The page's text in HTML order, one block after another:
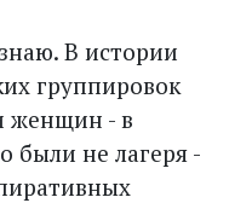
В истории
группировок
женщин - в
были не лагеря -